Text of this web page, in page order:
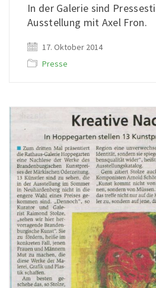
In der Galerie sind
Ausstellung mit Axel Fron.
17. Oktober 2014
Presse